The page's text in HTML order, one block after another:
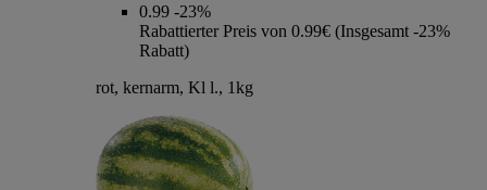
0.99 -23%
Rabattierter Preis von 0.99€ (Insgesamt -23%
Rabatt)
rot, kernarm, Kl l., 1kg